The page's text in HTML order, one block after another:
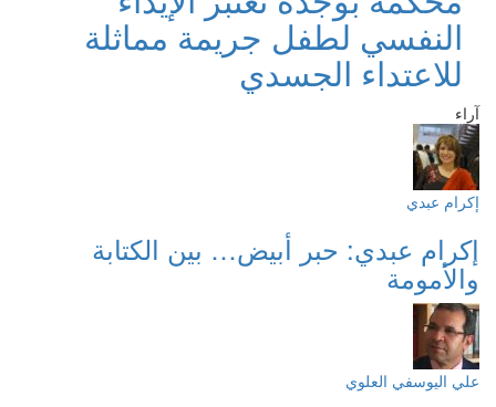
النفسي لطفل جريمة مماثلة
للاعتداء الجسدي
آراء
إكرام عبدي
إكرام عبدي: حبر أبيض… بين الكتابة
والأمومة
علي اليوسفي العلوي